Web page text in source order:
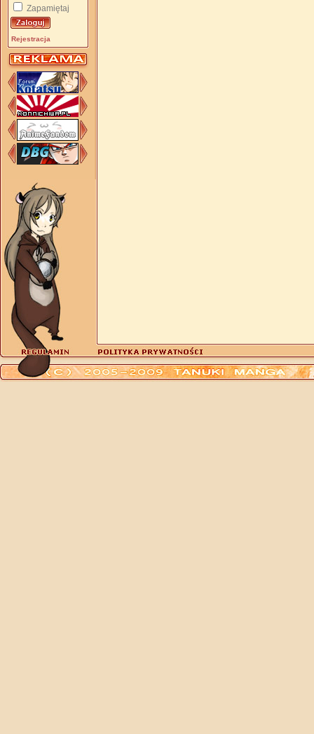
Zapamiętaj
Rejestracja